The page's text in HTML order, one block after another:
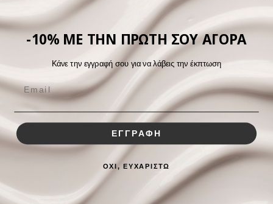
Επιστροφές & Ανταλλαγές
Αποστολές & Φόροι
Όροι Χρήσης
Επικοινωνία
Blog
-10% ΜΕ ΤΗΝ ΠΡΩΤΗ ΣΟΥ ΑΓΟΡΑ
Κάνε την εγγραφή σου για να λάβεις την έκπτωση
ΕΓΓΡΑΦΗ
ΟΧΙ, ΕΥΧΑΡΙΣΤΩ